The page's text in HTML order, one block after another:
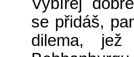
se přidáš,
dilema,